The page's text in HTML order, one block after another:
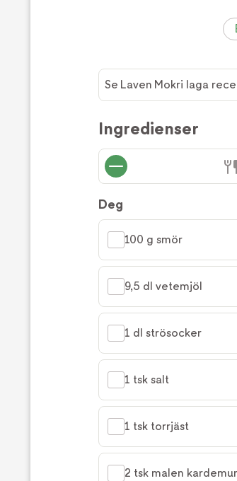
Se Laven Mokri laga
Ingredienser
Deg
100 g smör
9,5 dl vetemjöl
1 dl strösocker
1 tsk salt
1 tsk torrjäst
2 tsk malen